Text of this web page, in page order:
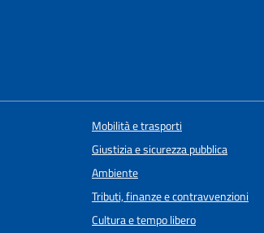
Mobilità e trasporti
Giustizia e sicurezza pubblica
Ambiente
Tributi, finanze e contravvenzioni
Cultura e tempo libero